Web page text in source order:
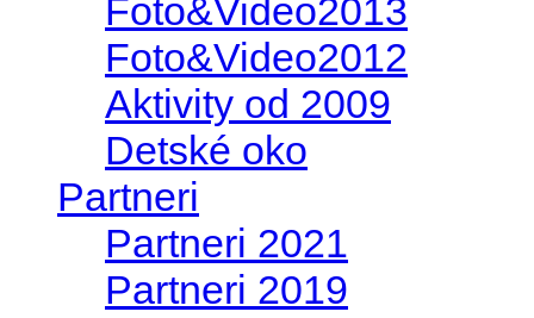
Foto&Video2013
Foto&Video2012
Aktivity od 2009
Detské oko
Partneri
Partneri 2021
Partneri 2019